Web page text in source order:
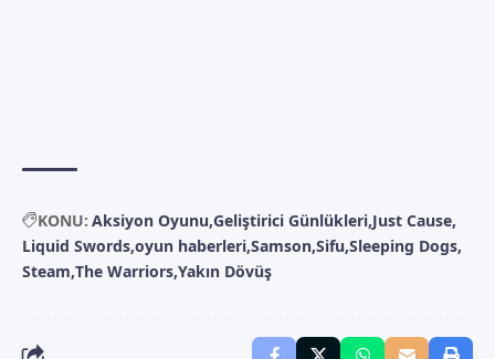
KONU: Aksiyon Oyunu Geliştirici Günlükleri Just Cause
Liquid Swords oyun haberleri Samson Sifu Sleeping Dogs
Steam The Warriors Yakın Dövüş